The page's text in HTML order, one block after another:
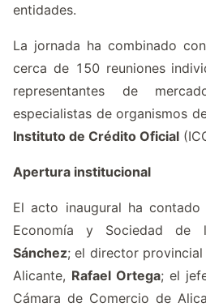
entidades.
La jornada ha combinado
cerca de 150 reuniones
representantes de
especialistas de organismos
Instituto de Crédito Oficial (
Apertura institucional
El acto inaugural ha
Economía y Sociedad de
Sánchez; el director provincial
Alicante, Rafael Ortega; el
Cámara de Comercio de